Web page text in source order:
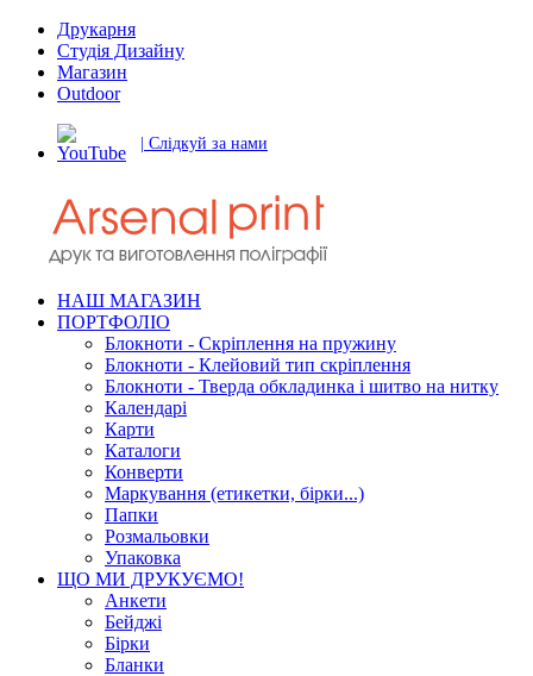
Друкарня
Студія Дизайну
Магазин
Outdoor
| Слідкуй за нами
НАШ МАГАЗИН
ПОРТФОЛІО
Блокноти - Скріплення на пружину
Блокноти - Клейовий тип скріплення
Блокноти - Тверда обкладинка і шитво на нитку
Календарі
Карти
Каталоги
Конверти
Маркування (етикетки, бірки...)
Папки
Розмальовки
Упаковка
ЩО МИ ДРУКУЄМО!
Анкети
Бейджі
Бірки
Бланки